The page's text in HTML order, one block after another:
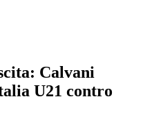
Calvani
U21 contro